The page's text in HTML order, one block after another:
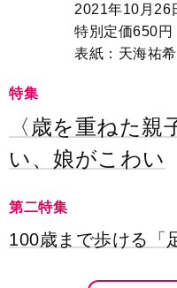
2021年10月26
特別定価650円
表紙：天海祐
特集
〈歳を重ねた
い、娘がこわい
第二特集
100歳まで歩ける「